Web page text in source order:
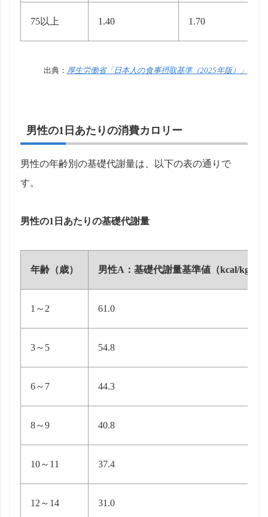
75以上 1.40 1.70
出典： 厚生労働省「日本人の食事摂取基準（2025年版）」
男性の1日あたりの消費カロリー
男性の年齢別の基礎代謝量は、以下の表の通りで
す。
男性の1日あたりの基礎代謝量
年齢（歳） 男性A：基礎代謝量基準値（kcal/kg体
1～2 61.0
3～5 54.8
6～7 44.3
8～9 40.8
10～11 37.4
12～14 31.0